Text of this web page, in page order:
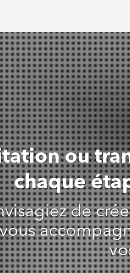
ou
chaque
de